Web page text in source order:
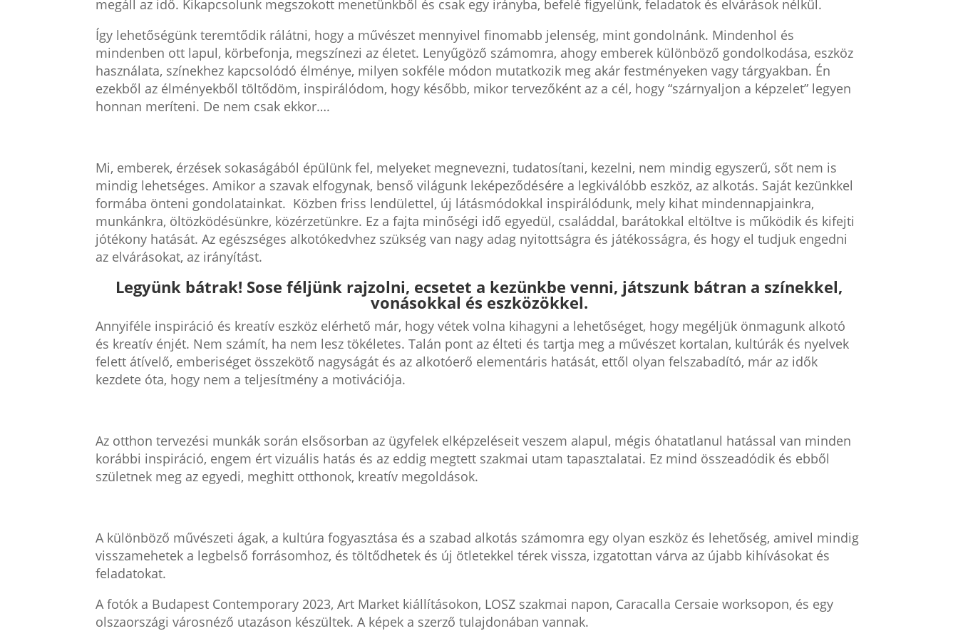
megáll az idő. Kikapcsolunk megszokott menetünkből és csak egy irányba, befelé figyelünk, feladatok és elvárások nélkül.
Így lehetőségünk teremtődik rálátni, hogy a művészet mennyivel finomabb jelenség, mint gondolnánk. Mindenhol és
mindenben ott lapul, körbefonja, megszínezi az életet. Lenyűgöző számomra, ahogy emberek különböző gondolkodása, eszköz
használata, színekhez kapcsolódó élménye, milyen sokféle módon mutatkozik meg akár festményeken vagy tárgyakban. Én
ezekből az élményekből töltődöm, inspirálódom, hogy később, mikor tervezőként az a cél, hogy “szárnyaljon a képzelet” legyen
honnan meríteni. De nem csak ekkor….
Mi, emberek, érzések sokaságából épülünk fel, melyeket megnevezni, tudatosítani, kezelni, nem mindig egyszerű, sőt nem is
mindig lehetséges. Amikor a szavak elfogynak, benső világunk leképeződésére a legkiválóbb eszköz, az alkotás. Saját kezünkkel
formába önteni gondolatainkat. Közben friss lendülettel, új látásmódokkal inspirálódunk, mely kihat mindennapjainkra,
munkánkra, öltözködésünkre, közérzetünkre. Ez a fajta minőségi idő egyedül, családdal, barátokkal eltöltve is működik és kifejti
jótékony hatását. Az egészséges alkotókedvhez szükség van nagy adag nyitottságra és játékosságra, és hogy el tudjuk engedni
az elvárásokat, az irányítást.
Legyünk bátrak! Sose féljünk rajzolni, ecsetet a kezünkbe venni, játszunk bátran a színekkel,
vonásokkal és eszközökkel.
Annyiféle inspiráció és kreatív eszköz elérhető már, hogy vétek volna kihagyni a lehetőséget, hogy megéljük önmagunk alkotó
és kreatív énjét. Nem számít, ha nem lesz tökéletes. Talán pont az élteti és tartja meg a művészet kortalan, kultúrák és nyelvek
felett átívelő, emberiséget összekötő nagyságát és az alkotóerő elementáris hatását, ettől olyan felszabadító, már az idők
kezdete óta, hogy nem a teljesítmény a motivációja.
Az otthon tervezési munkák során elsősorban az ügyfelek elképzeléseit veszem alapul, mégis óhatatlanul hatással van minden
korábbi inspiráció, engem ért vizuális hatás és az eddig megtett szakmai utam tapasztalatai. Ez mind összeadódik és ebből
születnek meg az egyedi, meghitt otthonok, kreatív megoldások.
A különböző művészeti ágak, a kultúra fogyasztása és a szabad alkotás számomra egy olyan eszköz és lehetőség, amivel mindig
visszamehetek a legbelső forrásomhoz, és töltődhetek és új ötletekkel térek vissza, izgatottan várva az újabb kihívásokat és
feladatokat.
A fotók a Budapest Contemporary 2023, Art Market kiállításokon, LOSZ szakmai napon, Caracalla Cersaie worksopon, és egy
olszaországi városnéző utazáson készültek. A képek a szerző tulajdonában vannak.